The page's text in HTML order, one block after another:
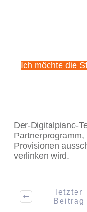
Ich möchte die
Der-Digitalpiano-
Provisionen
verlinken wird.
letzter
Beitrag